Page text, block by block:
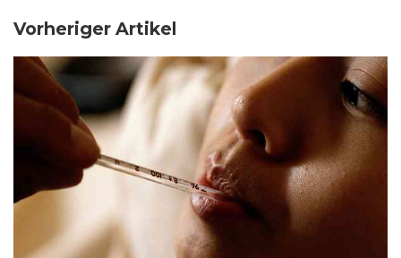
Vorheriger Artikel